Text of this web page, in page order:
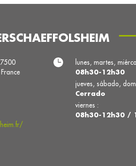
lunes, martes,
08h30-12h30
jueves, sábado,
Cerrado
viernes :
08h30-12h30 /